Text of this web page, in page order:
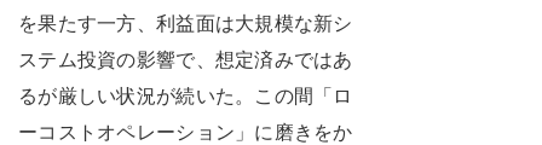
を果たす一方、利益面は大規模な新シ
ステム投資の影響で、想定済みではあ
るが厳しい状況が続いた。この間「ロ
ーコストオペレーション」に磨きをか